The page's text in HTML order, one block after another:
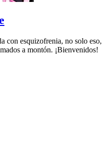
con esquizofrenia, no solo eso,
a montón. ¡Bienvenidos!